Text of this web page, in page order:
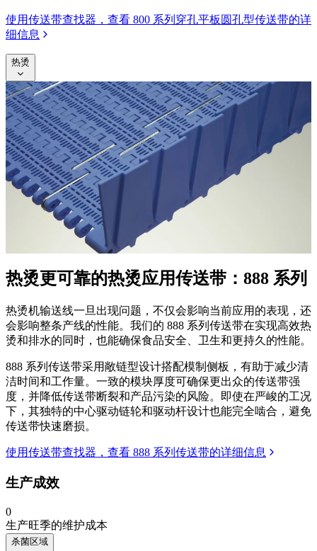
使用传送带查找器，查看 800 系列穿孔平板圆孔型传送带的详
细信息
热烫
热烫更可靠的热烫应用传送带：888 系列
热烫机输送线一旦出现问题，不仅会影响当前应用的表现，还
会影响整条产线的性能。我们的 888 系列传送带在实现高效热
烫和排水的同时，也能确保食品安全、卫生和更持久的性能。
888 系列传送带采用敞链型设计搭配模制侧板，有助于减少清
洁时间和工作量。一致的模块厚度可确保更出众的传送带强
度，并降低传送带断裂和产品污染的风险。即使在严峻的工况
下，其独特的中心驱动链轮和驱动杆设计也能完全啮合，避免
传送带快速磨损。
使用传送带查找器，查看 888 系列传送带的详细信息
生产成效
0
生产旺季的维护成本
杀菌区域